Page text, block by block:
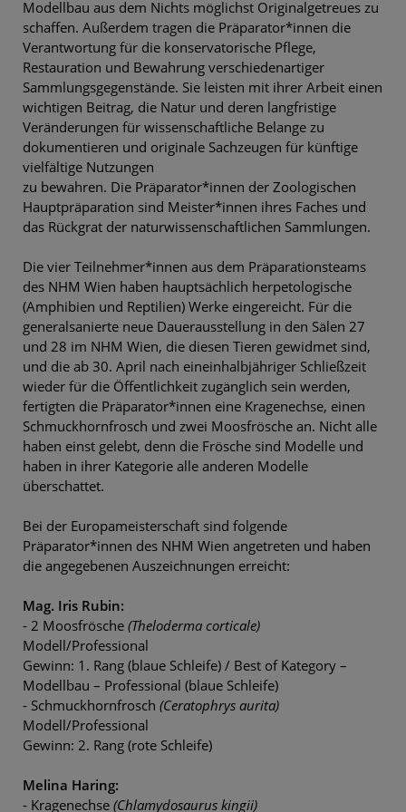
Modellbau aus dem Nichts möglichst Originalgetreues zu
schaffen. Außerdem tragen die Präparator*innen die
Verantwortung für die konservatorische Pflege,
Restauration und Bewahrung verschiedenartiger
Sammlungsgegenstände. Sie leisten mit ihrer Arbeit einen
wichtigen Beitrag, die Natur und deren langfristige
Veränderungen für wissenschaftliche Belange zu
dokumentieren und originale Sachzeugen für künftige
vielfältige Nutzungen
zu bewahren. Die Präparator*innen der Zoologischen
Hauptpräparation sind Meister*innen ihres Faches und
das Rückgrat der naturwissenschaftlichen Sammlungen.
Die vier Teilnehmer*innen aus dem Präparationsteams
des NHM Wien haben hauptsächlich herpetologische
(Amphibien und Reptilien) Werke eingereicht. Für die
generalsanierte neue Dauerausstellung in den Sälen 27
und 28 im NHM Wien, die diesen Tieren gewidmet sind,
und die ab 30. April nach eineinhalbjähriger Schließzeit
wieder für die Öffentlichkeit zugänglich sein werden,
fertigten die Präparator*innen eine Kragenechse, einen
Schmuckhornfrosch und zwei Moosfrösche an. Nicht alle
haben einst gelebt, denn die Frösche sind Modelle und
haben in ihrer Kategorie alle anderen Modelle
überschattet.
Bei der Europameisterschaft sind folgende
Präparator*innen des NHM Wien angetreten und haben
die angegebenen Auszeichnungen erreicht:
Mag. Iris Rubin:
- 2 Moosfrösche (Theloderma corticale)
Modell/Professional
Gewinn: 1. Rang (blaue Schleife) / Best of Kategory –
Modellbau – Professional (blaue Schleife)
- Schmuckhornfrosch (Ceratophrys aurita)
Modell/Professional
Gewinn: 2. Rang (rote Schleife)
Melina Haring:
- Kragenechse (Chlamydosaurus kingii)